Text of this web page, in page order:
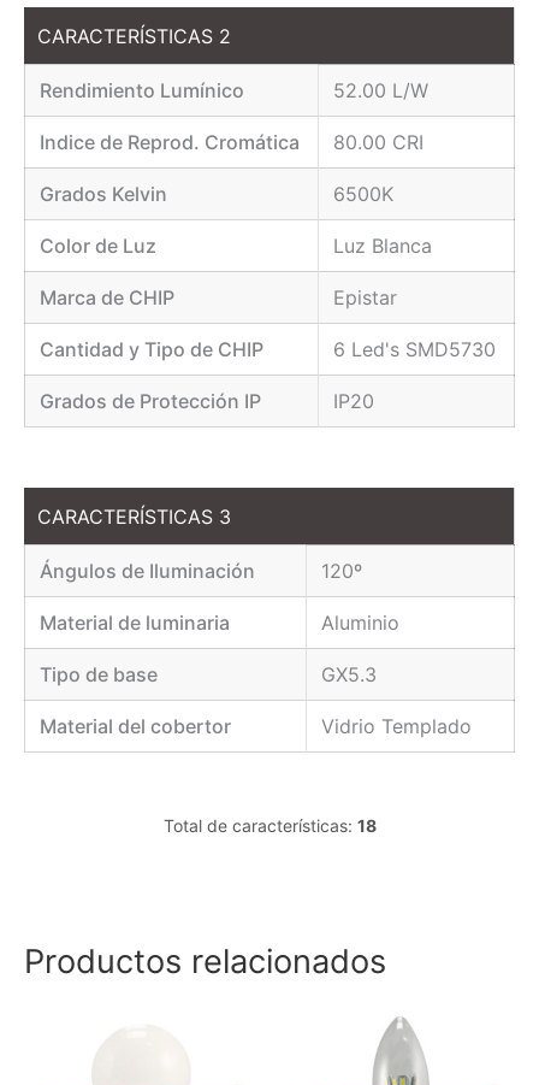
CARACTERÍSTICAS 2
Rendimiento Lumínico 52.00 L/W
Indice de Reprod. Cromática 80.00 CRI
Grados Kelvin 6500K
Color de Luz Luz Blanca
Marca de CHIP Epistar
Cantidad y Tipo de CHIP 6 Led's SMD5730
Grados de Protección IP IP20
CARACTERÍSTICAS 3
Ángulos de Iluminación 120º
Material de luminaria Aluminio
Tipo de base GX5.3
Material del cobertor Vidrio Templado
Total de características: 18
Productos relacionados